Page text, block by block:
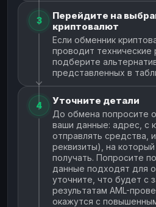
3
Перейдите на
криптовалют
Если обменник
проводит технические
подберите
представленных в
4 Уточните детали
До обмена попросите
ваши данные: адрес, с
отправлять средства,
реквизиты), на
получать. Попросите
данные подходят для
уточните, что будет с
результатам AML-
окажутся с